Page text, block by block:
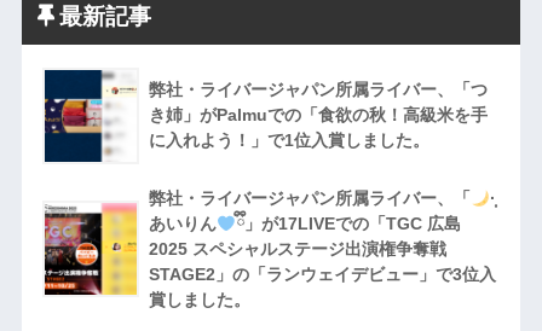
最新記事
弊社・ライバージャパン所属ライバー、「つ
き姉」がPalmuでの「食欲の秋！高級米を手
に入れよう！」で1位入賞しました。
弊社・ライバージャパン所属ライバー、「
·̩͙
あいりん
ྀི」が17LIVEでの「TGC 広島
2025 スペシャルステージ出演権争奪戦
STAGE2」の「ランウェイデビュー」で3位入
賞しました。